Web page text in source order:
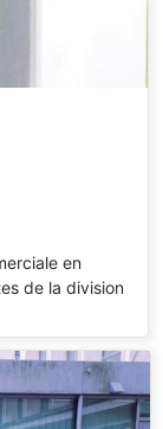
en
de la division